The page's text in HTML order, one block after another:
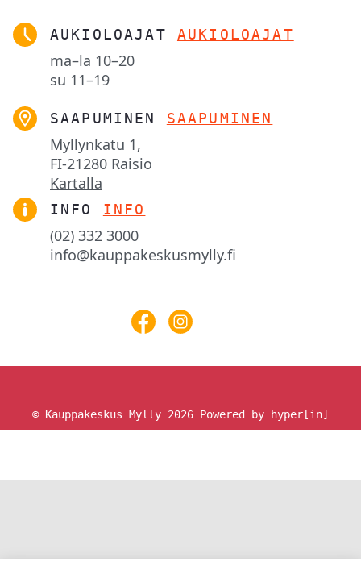
AUKIOLOAJAT AUKIOLOAJAT
ma–la 10–20
su 11–19
SAAPUMINEN SAAPUMINEN
Myllynkatu 1,
FI-21280 Raisio
Kartalla
INFO INFO
(02) 332 3000
info@kauppakeskusmylly.fi
© Kauppakeskus Mylly 2026 Powered by hyper[in]